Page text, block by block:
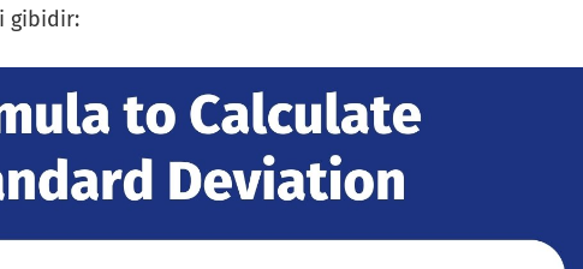
gibidir: